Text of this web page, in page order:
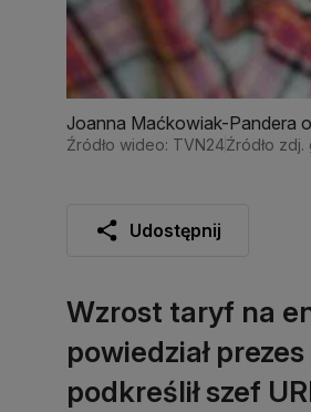
Joanna Maćkowiak-Pandera
Źródło wideo: TVN24Źródło zdj.
Udostępnij
Wzrost taryf na
powiedział
podkreślił szef